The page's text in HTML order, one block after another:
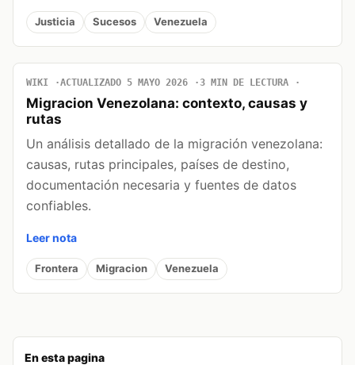
En esta pagina
Justicia Sucesos Venezuela
WIKI ACTUALIZADO 5 MAYO 2026 3 MIN DE LECTURA
Migracion Venezolana: contexto, causas y
rutas
Un análisis detallado de la migración venezolana:
causas, rutas principales, países de destino,
documentación necesaria y fuentes de datos
confiables.
Leer nota
Frontera Migracion Venezuela